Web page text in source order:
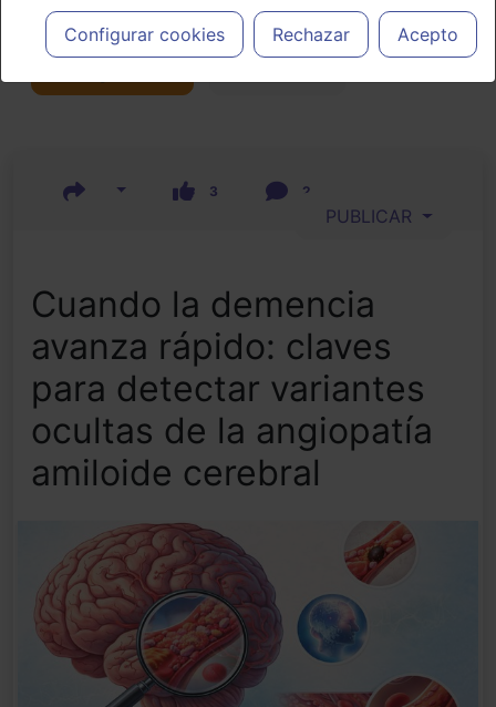
profesionales facultados prescribir medicamentos y decidir, en
cada caso concreto, el tratamiento más adecuado a las
necesidades del paciente.
Configurar cookies Rechazar Acepto
Actualidad y Artículos|Neurociencias
3 2
PUBLICAR
Cuando la demencia
avanza rápido: claves
para detectar variantes
ocultas de la angiopatía
amiloide cerebral